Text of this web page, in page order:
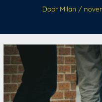
Door Milan /